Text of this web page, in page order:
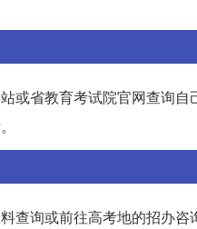
或省教育考试院官网查询
查询或前往高考地的招办